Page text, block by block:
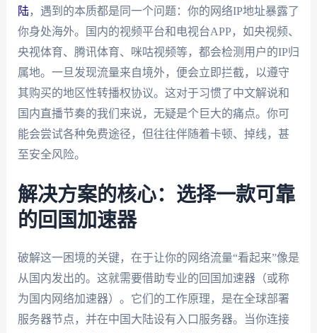
陆，遇到的本质都是同一个问题：你的网络IP地址暴露了
你身处海外。国内的视频平台和电视台APP，如央视频、
央视体育、腾讯体育、咪咕视频等，都会检测用户的IP归
属地。一旦发现流量来自境外，便会立即拦截，以遵守
其购买的地区性转播权协议。这对于习惯了中文解说和
国内直播节奏的我们来说，无疑是个巨大的痛点。你可
能会尝试各种免费途径，但往往伴随着卡顿、掉线，甚
至安全风险。
解决方案的核心：选择一款可靠
的回国加速器
破解这一困境的关键，在于让你的网络流量“看起来”像是
从国内发出的。这就需要借助专业的回国加速器（或称
为国内网络加速器）。它们的工作原理，是在全球部署
服务器节点，并在中国大陆设有入口服务器。当你连接